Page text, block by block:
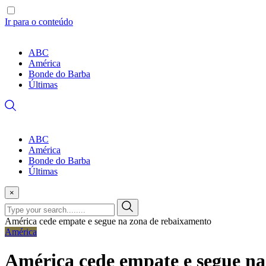
Ir para o conteúdo
ABC
América
Bonde do Barba
Últimas
ABC
América
Bonde do Barba
Últimas
×
América cede empate e segue na zona de rebaixamento
América
América cede empate e segue